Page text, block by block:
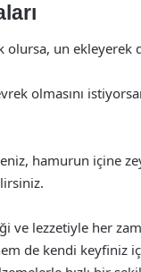
olursa, un
olmasını
hamurun içine
ve lezzetiyle her
de kendi keyfiniz